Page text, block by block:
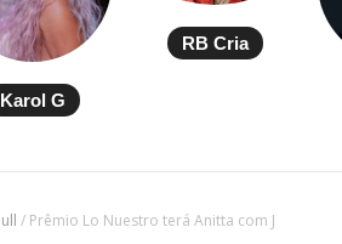
Karol G
RB Cria
/ Prêmio Lo Nuestro terá Anitta com J